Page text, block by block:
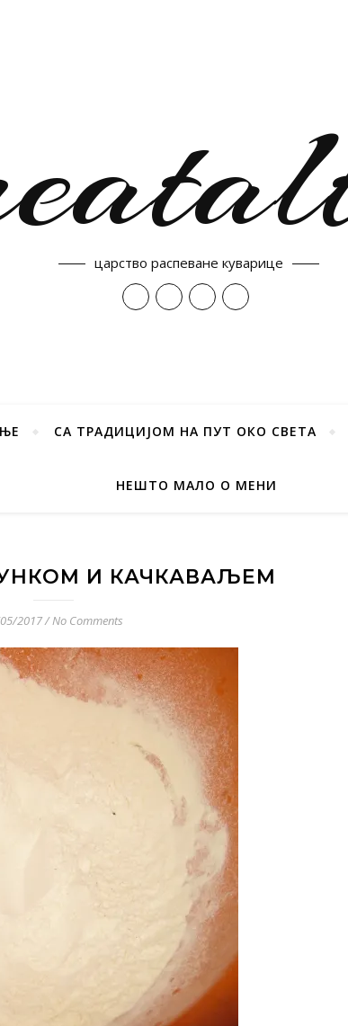
царство распеване куварице
СА ТРАДИЦИЈОМ НА ПУТ ОКО СВЕТА
НЕШТО МАЛО О МЕНИ
И КАЧКАВАЉЕМ
2017/No Comments